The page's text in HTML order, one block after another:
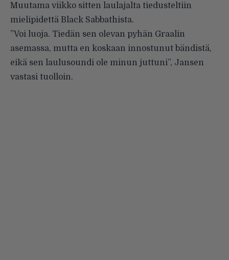
Muutama viikko sitten laulajalta tiedusteltiin
mielipidettä Black Sabbathista.
”Voi luoja. Tiedän sen olevan pyhän Graalin
asemassa, mutta en koskaan innostunut bändistä,
eikä sen laulusoundi ole minun juttuni”, Jansen
vastasi tuolloin.